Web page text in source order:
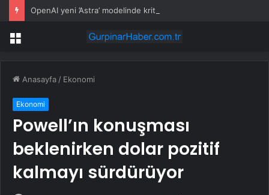
Menü
Anasayfa / Ekonomi
Ekonomi
Powell’ın konuşması
beklenirken dolar pozitif
kalmayı sürdürüyor